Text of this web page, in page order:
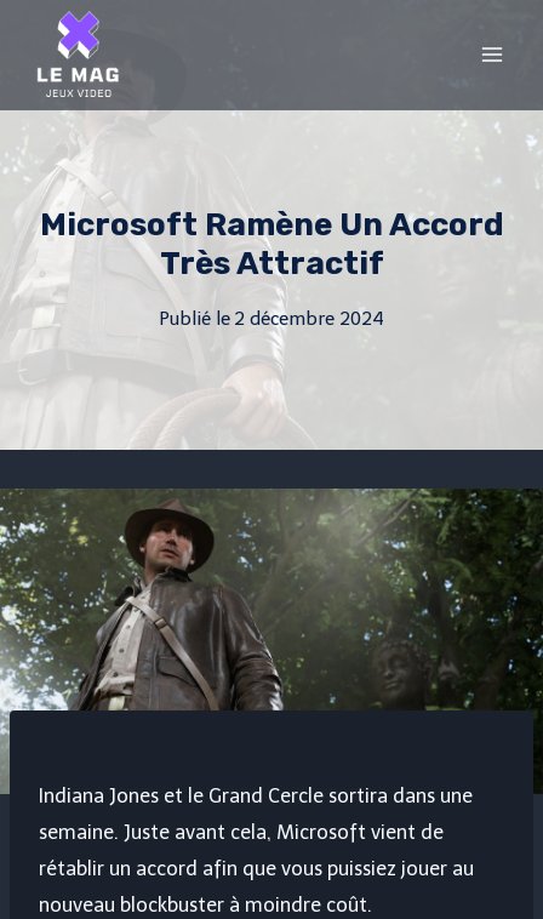
content
Microsoft Ramène Un Accord
Très Attractif
Publié le 2 décembre 2024
Indiana Jones et le Grand Cercle sortira dans une
semaine. Juste avant cela, Microsoft vient de
rétablir un accord afin que vous puissiez jouer au
nouveau blockbuster à moindre coût.